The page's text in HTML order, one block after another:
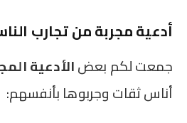
أدعية مجربة من تجارب
جمعت لكم بعضالأدعية
أناس ثقات وجربوها بأنفسهم: